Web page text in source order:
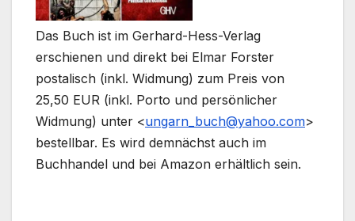
Das Buch ist im Gerhard-Hess-Verlag
erschienen und direkt bei Elmar Forster
postalisch (inkl. Widmung) zum Preis von
25,50 EUR (inkl. Porto und persönlicher
Widmung) unter <ungarn_buch@yahoo.com>
bestellbar. Es wird demnächst auch im
Buchhandel und bei Amazon erhältlich sein.